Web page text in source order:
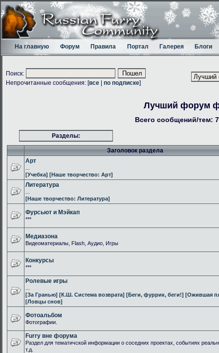
На главную Форум Правила Портал Галерея Блоги
Поиск:
Непрочитанные сообщения: [все по подписке]
Лучший форум
Всего сообщений/тем:
Разделы:
Заголовок раздела
Арт
[Учебка] [Наше творчество: Арт]
Литература
[Наше творчество: Литература]
Фурсьют и Мэйкап
***
Медиазона
Видеоматериалы, Flash, Аудио, Игры
Конкурсы
***
Ролевые игры
[За Гранью] [К.Ш. Система возврата] [Беги, фуррик, беги!] [Ожившая
[Ловцы снов]
Фотоальбом
Фотографии.
Furry вне форума
Раздел для тематичской информации о соседних проектах, событиях
т.д.